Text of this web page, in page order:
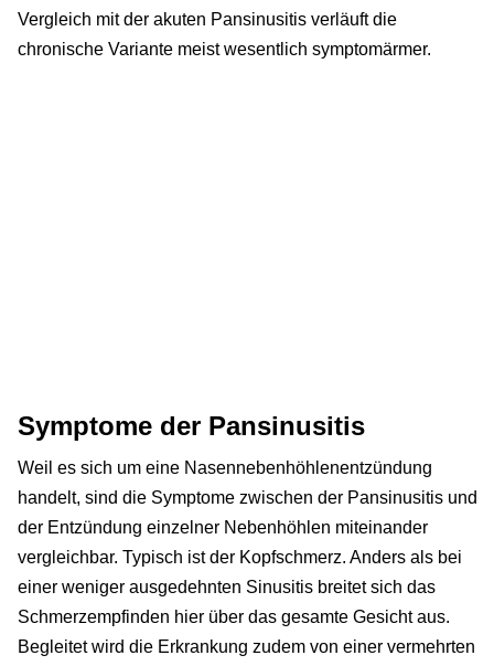
Vergleich mit der akuten Pansinusitis verläuft die
chronische Variante meist wesentlich symptomärmer.
Symptome der Pansinusitis
Weil es sich um eine Nasennebenhöhlenentzündung
handelt, sind die Symptome zwischen der Pansinusitis und
der Entzündung einzelner Nebenhöhlen miteinander
vergleichbar. Typisch ist der Kopfschmerz. Anders als bei
einer weniger ausgedehnten Sinusitis breitet sich das
Schmerzempfinden hier über das gesamte Gesicht aus.
Begleitet wird die Erkrankung zudem von einer vermehrten